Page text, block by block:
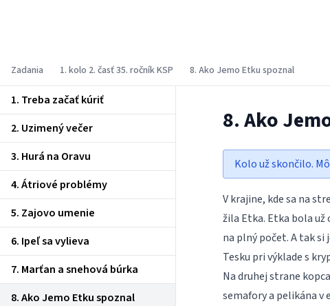
Zadania 1. kolo 2. časť 35. ročník KSP 8. Ako Jemo Etku spoznal
1. Treba začať kúriť
2. Uzimený večer
3. Hurá na Oravu
4. Átriové problémy
5. Zajovo umenie
6. Ipeľ sa vylieva
7. Marťan a snehová búrka
8. Ako Jemo Etku spoznal
8. Ako
Kolo už skončilo.
V krajine, kde sa na
žila Etka. Etka bola už
na plný počet. A tak si
Tesku pri výklade s
Na druhej strane
semafory a pelikána v